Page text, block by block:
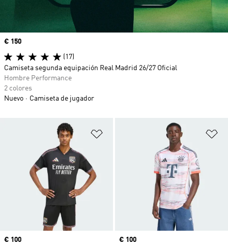
Añadir a la lista de deseos
Precio
€ 100
Precio
€ 100
Precio
€ 150
(17)
Camiseta segunda equipación Real Madrid 26/27 Oficial
Hombre Performance
2 colores
Nuevo
Camiseta de jugador